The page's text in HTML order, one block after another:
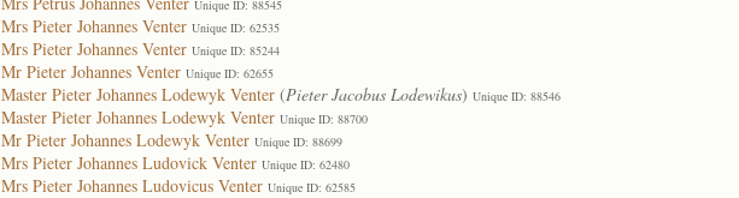
Unique ID: 88545
Mrs Pieter Johannes Venter Unique ID: 62535
Mrs Pieter Johannes Venter Unique ID: 85244
Mr Pieter Johannes Venter Unique ID: 62655
Master Pieter Johannes Lodewyk Venter (Pieter Jacobus Lodewikus) Unique ID: 88546
Master Pieter Johannes Lodewyk Venter Unique ID: 88700
Mr Pieter Johannes Lodewyk Venter Unique ID: 88699
Mrs Pieter Johannes Ludovick Venter Unique ID: 62480
Mrs Pieter Johannes Ludovicus Venter Unique ID: 62585